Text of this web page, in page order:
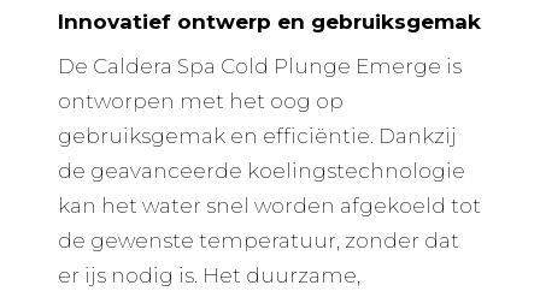
Innovatief ontwerp en gebruiksgemak
De Caldera Spa Cold Plunge Emerge is
ontworpen met het oog op
gebruiksgemak en efficiëntie. Dankzij
de geavanceerde koelingstechnologie
kan het water snel worden afgekoeld tot
de gewenste temperatuur, zonder dat
er ijs nodig is. Het duurzame,